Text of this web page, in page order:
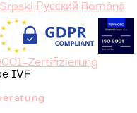
Srpski Русский Română
Zertifizierung
IVF